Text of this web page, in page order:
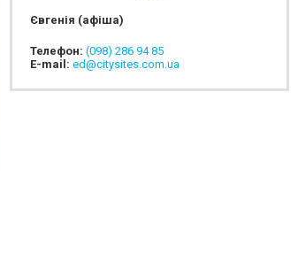
Євгенія (афіша)
Телефон: (098) 286 94 85
E-mail: ed@citysites.com.ua